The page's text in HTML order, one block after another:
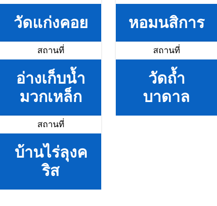
วัดแก่งคอย หอมนสิการ
สถานที่
อ่างเก็บน้ำ
มวกเหล็ก
สถานที่
วัดถ้ำ
บาดาล
สถานที่
บ้านไร่ลุงค
ริส